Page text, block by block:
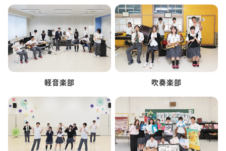
軽音楽部 吹奏楽部